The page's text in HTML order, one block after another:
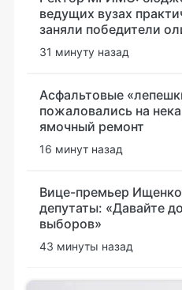
ведущих вузах
заняли победители
31 минуту назад
Асфальтовые
пожаловались на
ямочный ремонт
16 минут назад
Вице-премьер
депутаты: «Давайте
выборов»
43 минуты назад